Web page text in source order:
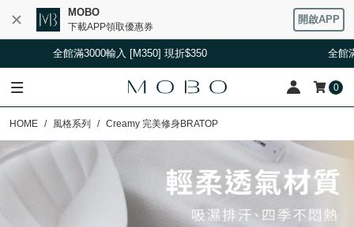
MOBO
下載APP領取優惠券
開啟APP
現折$350 全館滿3000輸入 [M350] 現折$350
0
HOME 風格系列 Creamy 完美修身BRATOP